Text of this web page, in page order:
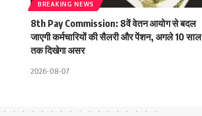
BREAKING NEWS
8th Pay Commission: 8वें वेतन आयोग से बदल
जाएगी कर्मचारियों की सैलरी और पेंशन, अगले 10 साल
तक दिखेगा असर
2026-08-07